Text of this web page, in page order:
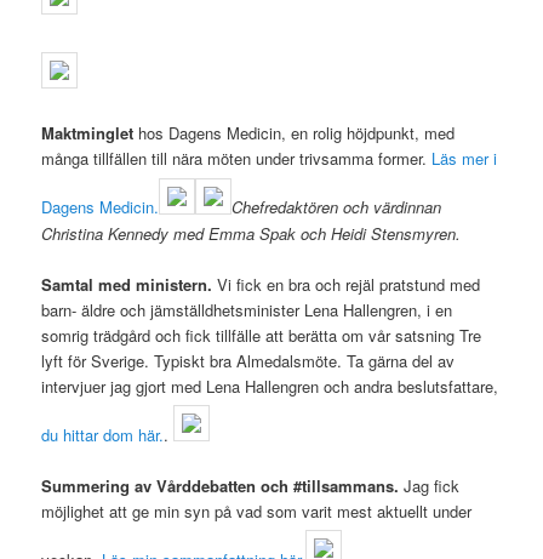
Maktminglet hos Dagens Medicin, en rolig höjdpunkt, med
många tillfällen till nära möten under trivsamma former. Läs mer i
Dagens Medicin.
Chefredaktören och värdinnan
Christina Kennedy med Emma Spak och Heidi Stensmyren.
Samtal med ministern.Vi fick en bra och rejäl pratstund med
barn- äldre och jämställdhetsminister Lena Hallengren, i en
somrig trädgård och fick tillfälle att berätta om vår satsning Tre
lyft för Sverige. Typiskt bra Almedalsmöte. Ta gärna del av
intervjuer jag gjort med Lena Hallengren och andra beslutsfattare,
du hittar dom här..
Summering av Vårddebatten och #tillsammans. Jag fick
möjlighet att ge min syn på vad som varit mest aktuellt under